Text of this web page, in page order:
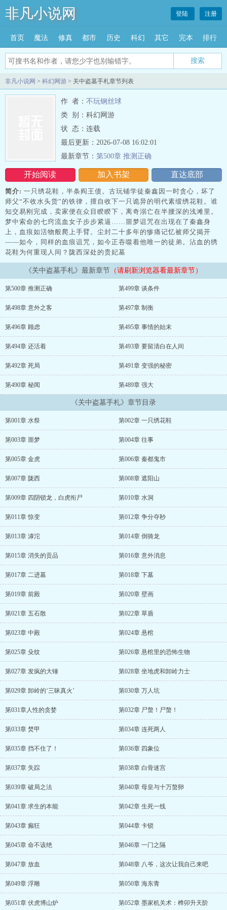
非凡小说网
搜索
登陆 注册
首页 魔法 修真 都市 历史 科幻 其它 完本 排行
非凡小说网 > 科幻网游 > 关中盗墓手札章节列表
作 者： 不玩钢丝球
类 别：科幻网游
状 态：连载
开始阅读 加入书架 直达底部
最后更新：2026-07-08 16:02:01
最新章节： 第500章 推测正确
简介: 一只绣花鞋，半条阎王债。古玩铺学徒秦鑫因一时贪心，坏了
师父“不收水头货”的铁律，擅自收下一只诡异的明代素缎绣花鞋。谁
知交易刚完成，卖家便在众目睽睽下，离奇溺亡在半腰深的浅滩里。
梦中索命的七窍流血女子步步紧逼……噩梦诅咒在出现在了秦鑫身
上，血痕如活物般爬上手臂。尘封二十多年的惨痛记忆被师父揭开
——如今，同样的血痕诅咒，如今正吞噬着他唯一的徒弟。沾血的绣
花鞋为何重现人间？陇西深处的贵妃墓
《关中盗墓手札》最新章节 （请刷新浏览器看最新章节）
第500章 推测正确 第499章 谈条件
第498章 意外之客 第497章 制衡
第496章 顾虑 第495章 事情的始末
第494章 还活着 第493章 要留清白在人间
第492章 死局 第491章 变强的秘密
第490章 秘闻 第489章 强大
《关中盗墓手札》章节目录
第001章 水祭 第002章 一只绣花鞋
第003章 噩梦 第004章 往事
第005章 金虎 第006章 秦都鬼市
第007章 陇西 第008章 遮阳山
第009章 四阴锁龙，白虎衔尸 第010章 水洞
第011章 惊变 第012章 争分夺秒
第013章 滹沱 第014章 倒骑龙
第015章 消失的贡品 第016章 意外消息
第017章 二进墓 第018章 下墓
第019章 前殿 第020章 壁画
第021章 五石散 第022章 草盾
第023章 中殿 第024章 悬棺
第025章 殳纹 第026章 悬棺里的恐怖生物
第027章 发疯的大锤 第028章 坐地虎和卸岭力士
第029章 卸岭的‘三昧真火’ 第030章 万人坑
第031章人性的贪婪 第032章 尸螯！尸螯！
第033章 焚甲 第034章 连死两人
第035章 挡不住了！ 第036章 四象位
第037章 失踪 第038章 白骨迷宫
第039章 破局之法 第040章 母皇与十万螯卵
第041章 求生的本能 第042章 生死一线
第043章 癫狂 第044章 卡锁
第045章 命不该绝 第046章 一门之隔
第047章 放血 第048章 八爷，这次让我自己来吧
第049章 浮雕 第050章 海东青
第051章 伏虎博山炉 第052章 墨家机关术：榫卯升天阶